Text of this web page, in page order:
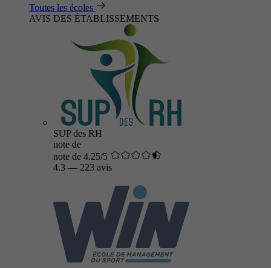
Toutes les écoles
AVIS DES ÉTABLISSEMENTS
SUP des RH
note de
note de 4.25/5
4.3 — 223 avis